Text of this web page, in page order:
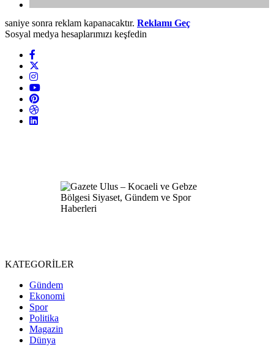
saniye sonra reklam kapanacaktır. Reklamı Geç
Sosyal medya hesaplarımızı keşfedin
KATEGORİLER
Gündem
Ekonomi
Spor
Politika
Magazin
Dünya